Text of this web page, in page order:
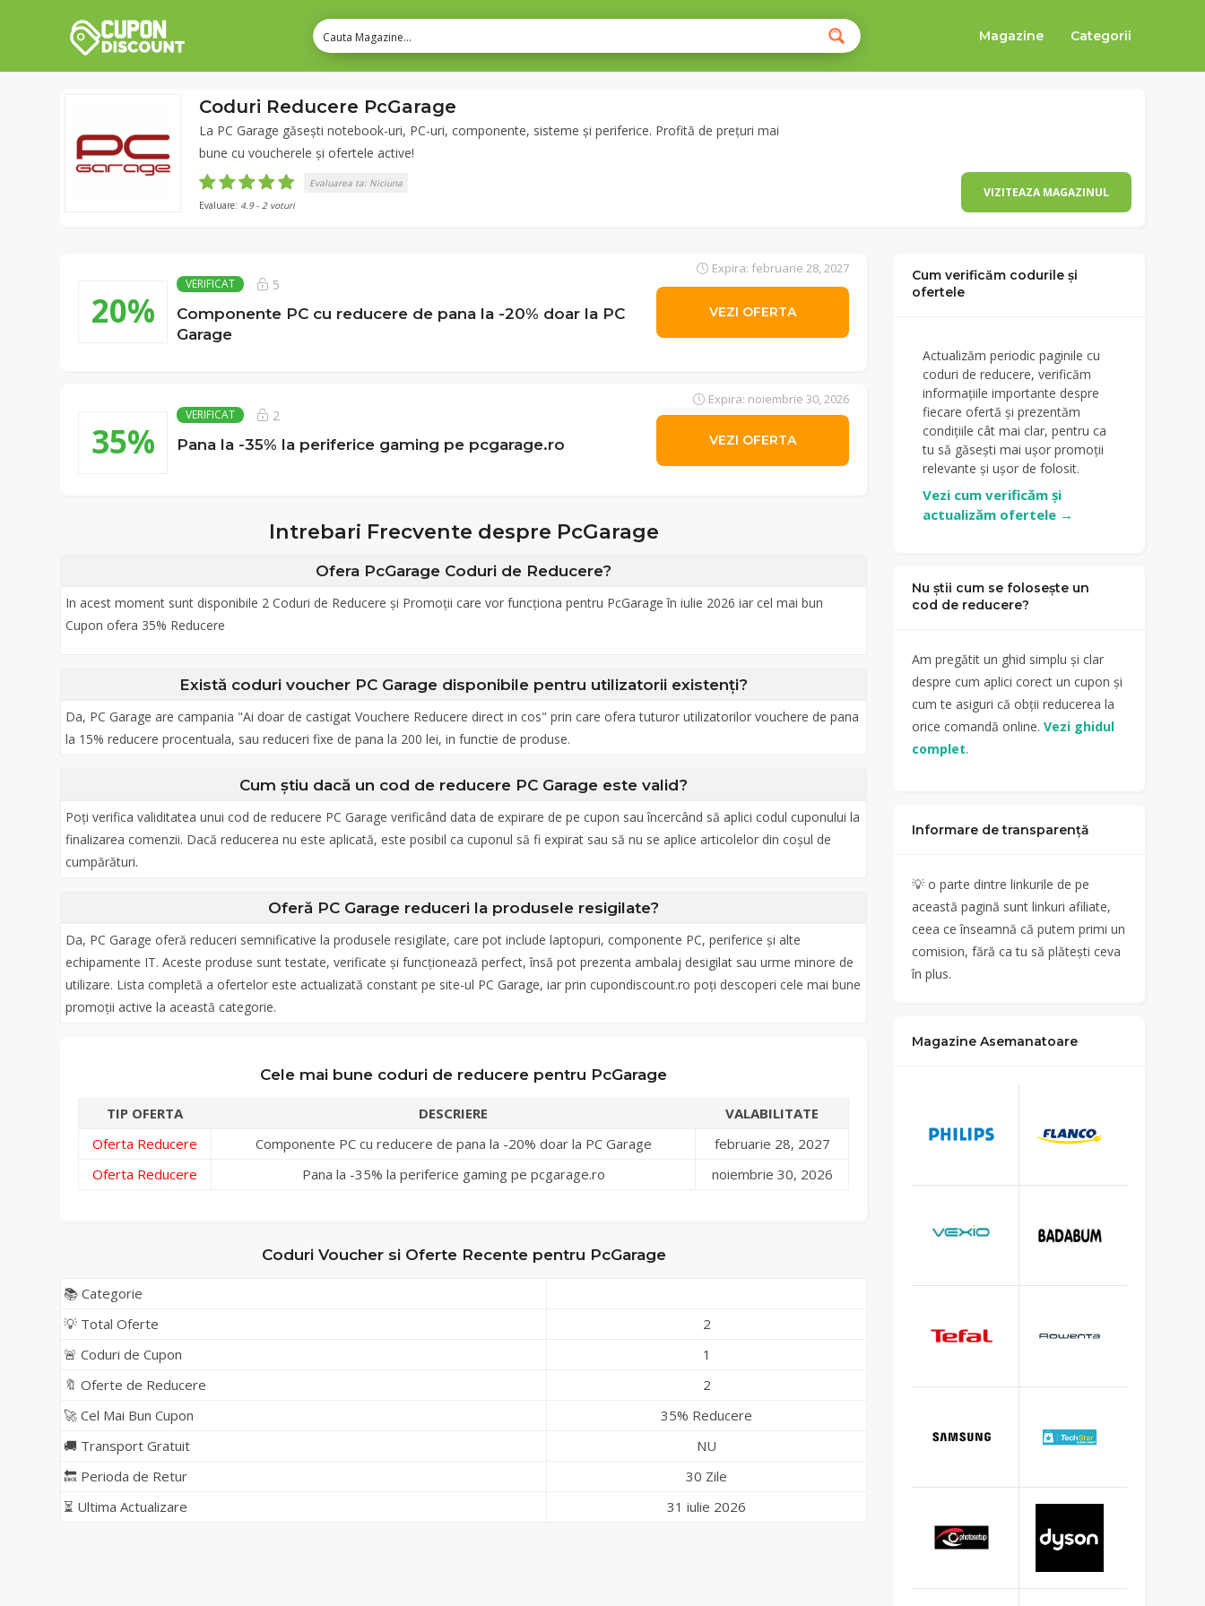
Magazine Categorii
Coduri Reducere PcGarage
La PC Garage găsești notebook-uri, PC-uri, componente, sisteme și periferice. Profită de prețuri mai
bune cu voucherele și ofertele active!
Evaluarea ta: Niciuna
Evaluare: 4.9- 2 voturi
VIZITEAZA MAGAZINUL
20%
VERIFICAT 5
Componente PC cu reducere de pana la -20% doar la PC
Garage
Expira: februarie 28, 2027
VEZI OFERTA
35%
VERIFICAT 2
Pana la -35% la periferice gaming pe pcgarage.ro
Expira: noiembrie 30, 2026
VEZI OFERTA
Intrebari Frecvente despre PcGarage
Ofera PcGarage Coduri de Reducere?
In acest moment sunt disponibile 2 Coduri de Reducere și Promoții care vor funcționa pentru PcGarage în iulie 2026 iar cel mai bun
Cupon ofera 35% Reducere
Există coduri voucher PC Garage disponibile pentru utilizatorii existenți?
Da, PC Garage are campania "Ai doar de castigat Vouchere Reducere direct in cos" prin care ofera tuturor utilizatorilor vouchere de pana
la 15% reducere procentuala, sau reduceri fixe de pana la 200 lei, in functie de produse.
Cum știu dacă un cod de reducere PC Garage este valid?
Poți verifica validitatea unui cod de reducere PC Garage verificând data de expirare de pe cupon sau încercând să aplici codul cuponului la
finalizarea comenzii. Dacă reducerea nu este aplicată, este posibil ca cuponul să fi expirat sau să nu se aplice articolelor din coșul de
cumpărături.
Oferă PC Garage reduceri la produsele resigilate?
Da, PC Garage oferă reduceri semnificative la produsele resigilate, care pot include laptopuri, componente PC, periferice și alte
echipamente IT. Aceste produse sunt testate, verificate și funcționează perfect, însă pot prezenta ambalaj desigilat sau urme minore de
utilizare. Lista completă a ofertelor este actualizată constant pe site-ul PC Garage, iar prin cupondiscount.ro poți descoperi cele mai bune
promoții active la această categorie.
Cele mai bune coduri de reducere pentru PcGarage
TIP OFERTA DESCRIERE
VALABILITATE
Oferta Reducere
Componente PC cu reducere de pana la -20% doar la PC Garage
februarie 28, 2027
Oferta Reducere
Pana la -35% la periferice gaming pe pcgarage.ro noiembrie 30, 2026
Coduri Voucher si Oferte Recente pentru PcGarage
📚 Categorie
💡 Total Oferte
2
🚨 Coduri de Cupon
1
🔖 Oferte de Reducere
2
🚀 Cel Mai Bun Cupon
35% Reducere
🚚 Transport Gratuit
NU
🔙 Perioda de Retur
30 Zile
⏳ Ultima Actualizare
31 iulie 2026
Cum verificăm codurile și
ofertele
Actualizăm periodic paginile cu
coduri de reducere, verificăm
informațiile importante despre
fiecare ofertă și prezentăm
condițiile cât mai clar, pentru ca
tu să găsești mai ușor promoții
relevante și ușor de folosit.
Vezi cum verificăm și
actualizăm ofertele →
Nu știi cum se folosește un
cod de reducere?
Am pregătit un ghid simplu și clar
despre cum aplici corect un cupon și
cum te asiguri că obții reducerea la
orice comandă online. Vezi ghidul
complet.
Informare de transparență
💡 o parte dintre linkurile de pe
această pagină sunt linkuri afiliate,
ceea ce înseamnă că putem primi un
comision, fără ca tu să plătești ceva
în plus.
Magazine Asemanatoare